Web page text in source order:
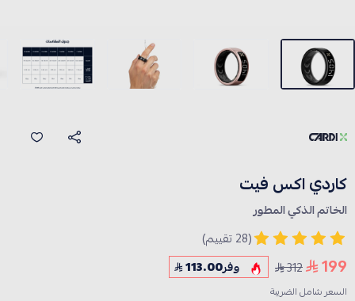
كاردي اكس فيت
الخاتم الذكي المطور
(28 تقييم)
199
312 وفر113.00
السعر شامل الضريبة